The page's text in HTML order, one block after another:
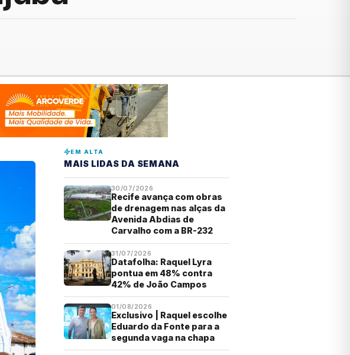
EM ALTA
MAIS LIDAS DA SEMANA
30/07/2026
Recife avança com obras
de drenagem nas alças da
Avenida Abdias de
Carvalho com a BR-232
31/07/2026
Datafolha: Raquel Lyra
pontua em 48% contra
42% de João Campos
01/08/2026
Exclusivo | Raquel escolhe
Eduardo da Fonte para a
segunda vaga na chapa